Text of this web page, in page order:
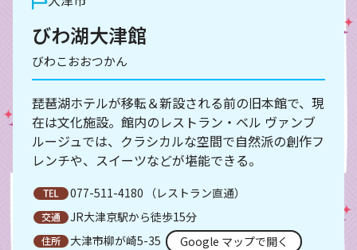
びわ湖大津館
びわこおおつかん
琵琶湖ホテルが移転＆新設される前の旧本館で、現
在は文化施設。館内のレストラン・ベル ヴァンブ
ルージュでは、クラシカルな空間で自然派の創作フ
レンチや、スイーツなどが堪能できる。
077-511-4180
（レストラン直通）
JR大津京駅から徒歩15分
大津市柳が崎5-35
Google マップで開く